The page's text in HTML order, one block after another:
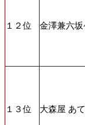
１２位 金澤兼六
１３位 大森屋 あ